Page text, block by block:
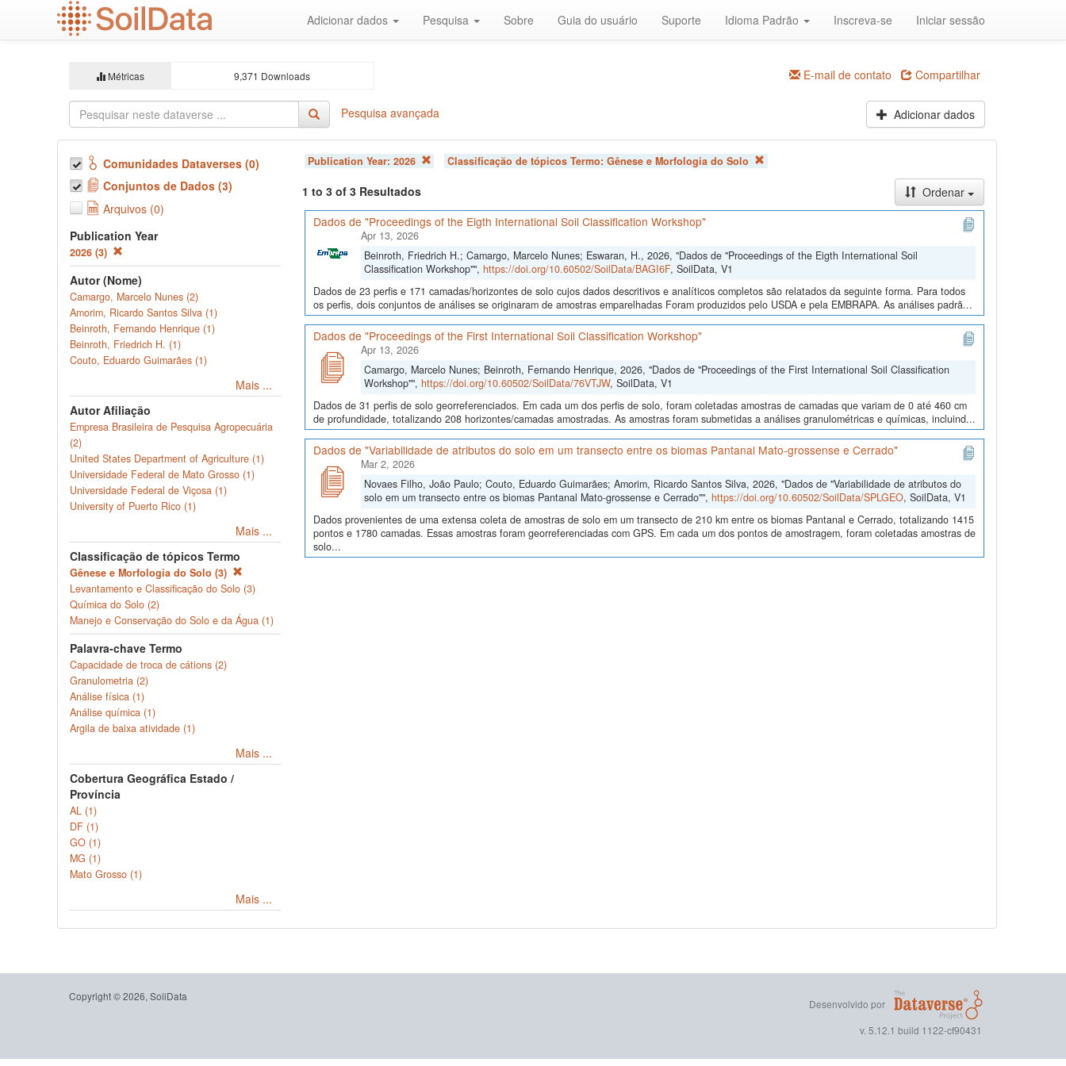
Adicionar dados Pesquisa Sobre Guia do usuário Suporte Idioma Padrão Inscreva-se Iniciar sessão
Métricas 9,371 Downloads E-mail de contato Compartilhar
Pesquisa avançada Adicionar dados
Comunidades Dataverses (0)
Conjuntos de Dados (3)
Arquivos (0)
Publication Year
2026 (3)
Autor (Nome)
Camargo, Marcelo Nunes (2)
Amorim, Ricardo Santos Silva (1)
Beinroth, Fernando Henrique (1)
Beinroth, Friedrich H. (1)
Couto, Eduardo Guimarães (1)
Mais ...
Autor Afiliação
Empresa Brasileira de Pesquisa Agropecuária
(2)
United States Department of Agriculture (1)
Universidade Federal de Mato Grosso (1)
Universidade Federal de Viçosa (1)
University of Puerto Rico (1)
Mais ...
Classificação de tópicos Termo
Gênese e Morfologia do Solo (3)
Levantamento e Classificação do Solo (3)
Química do Solo (2)
Manejo e Conservação do Solo e da Água (1)
Palavra-chave Termo
Capacidade de troca de cátions (2)
Granulometria (2)
Análise física (1)
Análise química (1)
Argila de baixa atividade (1)
Mais ...
Cobertura Geográfica Estado /
Província
AL (1)
DF (1)
GO (1)
MG (1)
Mato Grosso (1)
Mais ...
Publication Year: 2026 Classificação de tópicos Termo: Gênese e Morfologia do Solo
1 to 3 of 3 Resultados
Ordenar
Dados de "Proceedings of the Eigth International Soil Classification Workshop"
Apr 13, 2026
Beinroth, Friedrich H.; Camargo, Marcelo Nunes; Eswaran, H., 2026, "Dados de "Proceedings of the Eigth International Soil
Classification Workshop"", https://doi.org/10.60502/SoilData/BAGI6F, SoilData, V1
Dados de 23 perfis e 171 camadas/horizontes de solo cujos dados descritivos e analíticos completos são relatados da seguinte forma. Para todos
os perfis, dois conjuntos de análises se originaram de amostras emparelhadas Foram produzidos pelo USDA e pela EMBRAPA. As análises padrã...
Dados de "Proceedings of the First International Soil Classification Workshop"
Apr 13, 2026
Camargo, Marcelo Nunes; Beinroth, Fernando Henrique, 2026, "Dados de "Proceedings of the First International Soil Classification
Workshop"", https://doi.org/10.60502/SoilData/76VTJW, SoilData, V1
Dados de 31 perfis de solo georreferenciados. Em cada um dos perfis de solo, foram coletadas amostras de camadas que variam de 0 até 460 cm
de profundidade, totalizando 208 horizontes/camadas amostradas. As amostras foram submetidas a análises granulométricas e químicas, incluind...
Dados de "Variabilidade de atributos do solo em um transecto entre os biomas Pantanal Mato-grossense e Cerrado"
Mar 2, 2026
Novaes Filho, João Paulo; Couto, Eduardo Guimarães; Amorim, Ricardo Santos Silva, 2026, "Dados de "Variabilidade de atributos do
solo em um transecto entre os biomas Pantanal Mato-grossense e Cerrado"", https://doi.org/10.60502/SoilData/SPLGEO, SoilData, V1
Dados provenientes de uma extensa coleta de amostras de solo em um transecto de 210 km entre os biomas Pantanal e Cerrado, totalizando 1415
pontos e 1780 camadas. Essas amostras foram georreferenciadas com GPS. Em cada um dos pontos de amostragem, foram coletadas amostras de
solo...
Copyright © 2026, SoilData
Desenvolvido por
v. 5.12.1 build 1122-cf90431